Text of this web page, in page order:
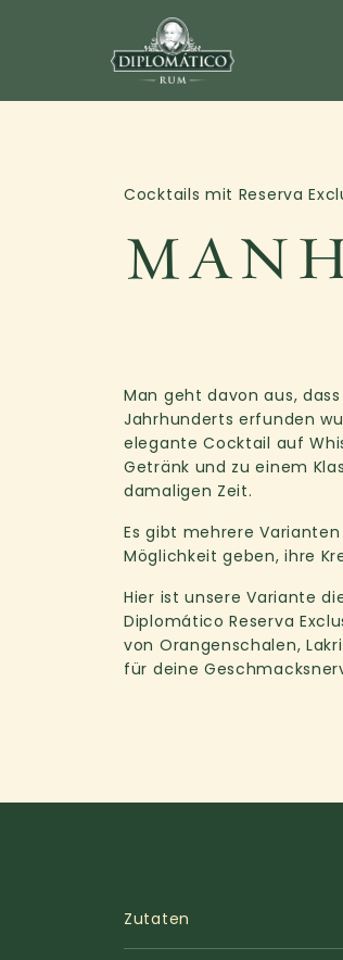
Cocktails mit Reserva
Man geht davon aus,
Jahrhunderts erfunden
elegante Cocktail auf
Getränk und zu einem
damaligen Zeit.
Es gibt mehrere
Möglichkeit geben, ihre
Hier ist unsere Variante
Diplomático Reserva
von Orangenschalen,
für deine
Zutaten